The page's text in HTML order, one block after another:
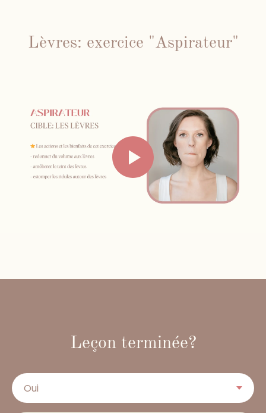
Lèvres: exercice "Aspirateur"
Leçon terminée?